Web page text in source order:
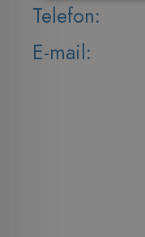
Telefon:
E-mail: